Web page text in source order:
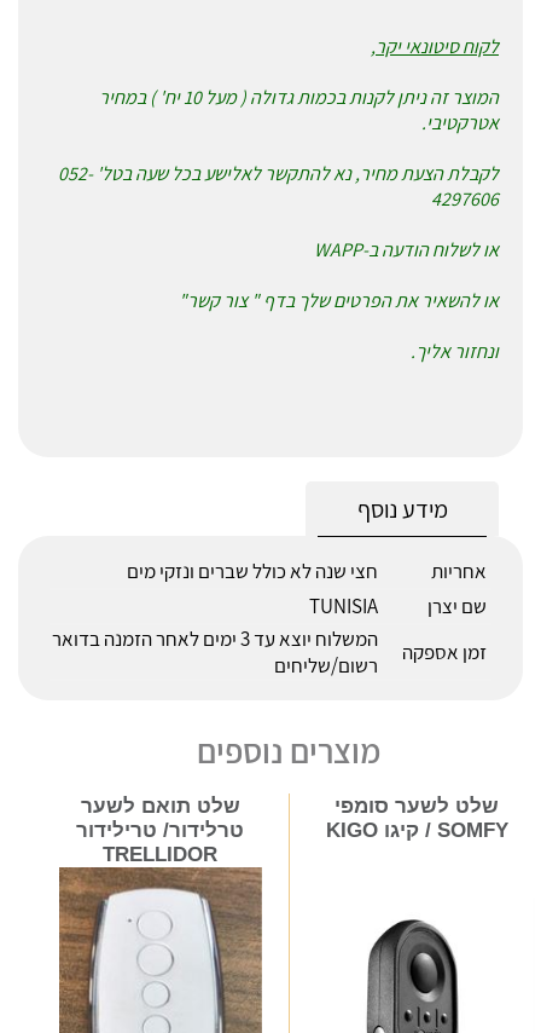
לקוח סיטונאי יקר,
המוצר זה ניתן לקנות בכמות גדולה ( מעל 10 יח' ) במחיר
אטרקטיבי.
לקבלת הצעת מחיר, נא להתקשר לאלישע בכל שעה בטל' 052-
4297606
או לשלוח הודעה ב-WAPP
או להשאיר את הפרטים שלך בדף " צור קשר"
ונחזור אליך.
מידע נוסף
אחריות
חצי שנה לא כולל שברים ונזקי מים
שם יצרן
TUNISIA
זמן אספקה
המשלוח יוצא עד 3 ימים לאחר הזמנה בדואר
רשום/שליחים
מוצרים נוספים
שלט לשער סומפי
SOMFY / קיגו KIGO
שלט תואם לשער
טרלידור/ טרילידור
TRELLIDOR